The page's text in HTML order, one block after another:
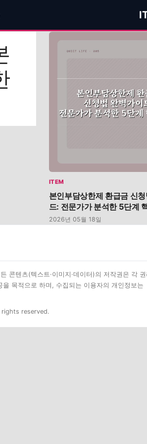
ITEM
본인부담상한제 환급금 신
드: 전문가가 분석한 5단계
2026년 05월 18일
콘텐츠(텍스트·이미지·데이터)의 저작권은 각
목적으로 하며, 수집되는 이용자의 개인정보
reserved.